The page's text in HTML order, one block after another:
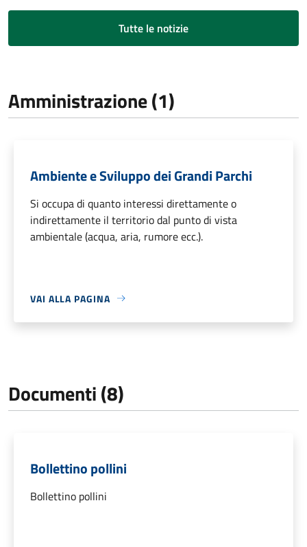
Tutte le notizie
Amministrazione (1)
Ambiente e Sviluppo dei Grandi Parchi
Si occupa di quanto interessi direttamente o
indirettamente il territorio dal punto di vista
ambientale (acqua, aria, rumore ecc.).
VAI ALLA PAGINA
Documenti (8)
Bollettino pollini
Bollettino pollini